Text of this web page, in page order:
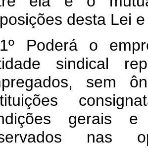
desta Lei
Poderá o
sindical
sem
gerais
nas